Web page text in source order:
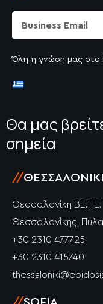
Όλη η γνώση μας στο
Θα μας
σημεία
//
Θεσσαλονίκη
Θεσσαλονίκης,
+30 2310 477725
+30 2310 415740